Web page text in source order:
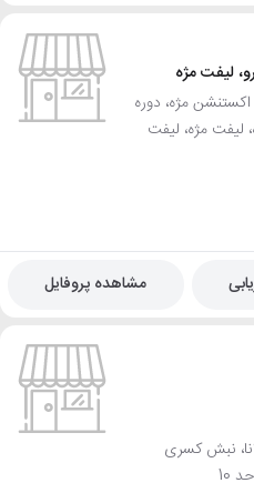
لیفت مژه
مژه، دوره
لیفت مژه، لیفت
مشاهده پروفایل
مولانا، نبش کسری
10